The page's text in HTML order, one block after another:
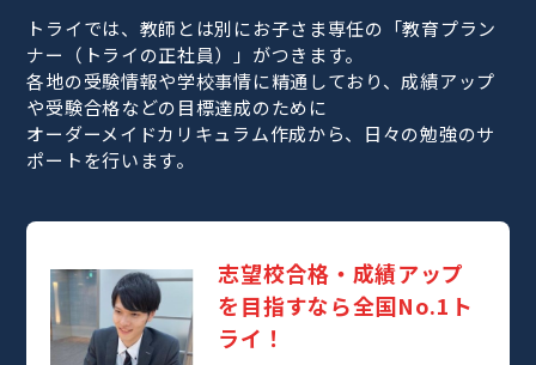
トライでは、教師とは別にお子さま専任の「教育プラン
ナー（トライの正社員）」がつきます。
各地の受験情報や学校事情に精通しており、成績アップ
や受験合格などの目標達成のために
オーダーメイドカリキュラム作成から、日々の勉強のサ
ポートを行います。
志望校合格・成績アップ
を目指すなら全国No.1ト
ライ！